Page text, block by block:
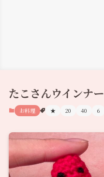
たこさんウインナー
お料理 ★ 20 40 6